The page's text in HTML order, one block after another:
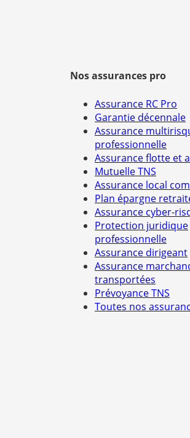
Nos assurances pro
Assurance RC Pro
Garantie décennale
Assurance
professionnelle
Assurance flotte et
Mutuelle TNS
Assurance local
Plan épargne
Assurance cyber-
Protection juridique
professionnelle
Assurance dirigeant
Assurance
transportées
Prévoyance TNS
Toutes nos